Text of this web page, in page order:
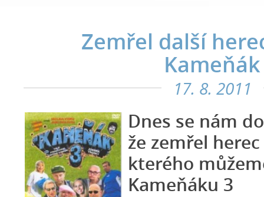
Zemřel další
Kameňák
17. 8. 2011
Dnes se nám
že zemřel
kterého
Kameňáku 3